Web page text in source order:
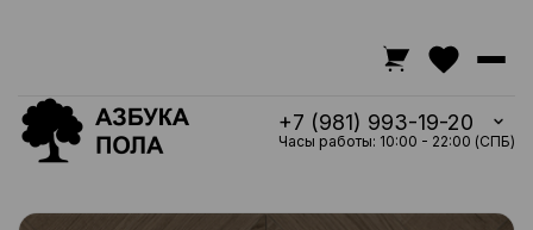
+7 (981) 993-19-20
Часы работы: 10:00 - 22:00 (СПБ)